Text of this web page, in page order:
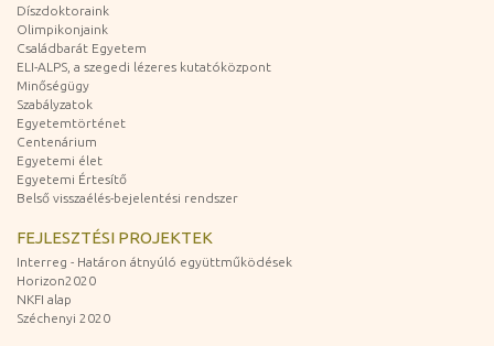
Díszdoktoraink
Olimpikonjaink
Családbarát Egyetem
ELI-ALPS, a szegedi lézeres kutatóközpont
Minőségügy
Szabályzatok
Egyetemtörténet
Centenárium
Egyetemi élet
Egyetemi Értesítő
Belső visszaélés-bejelentési rendszer
FEJLESZTÉSI PROJEKTEK
Interreg - Határon átnyúló együttműködések
Horizon2020
NKFI alap
Széchenyi 2020